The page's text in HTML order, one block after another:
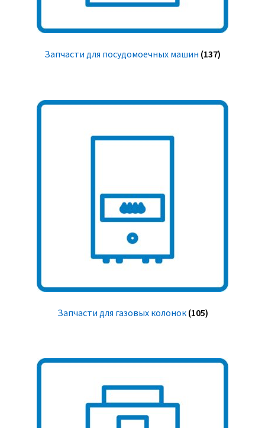
Запчасти для посудомоечных машин (137)
Запчасти для газовых колонок (105)